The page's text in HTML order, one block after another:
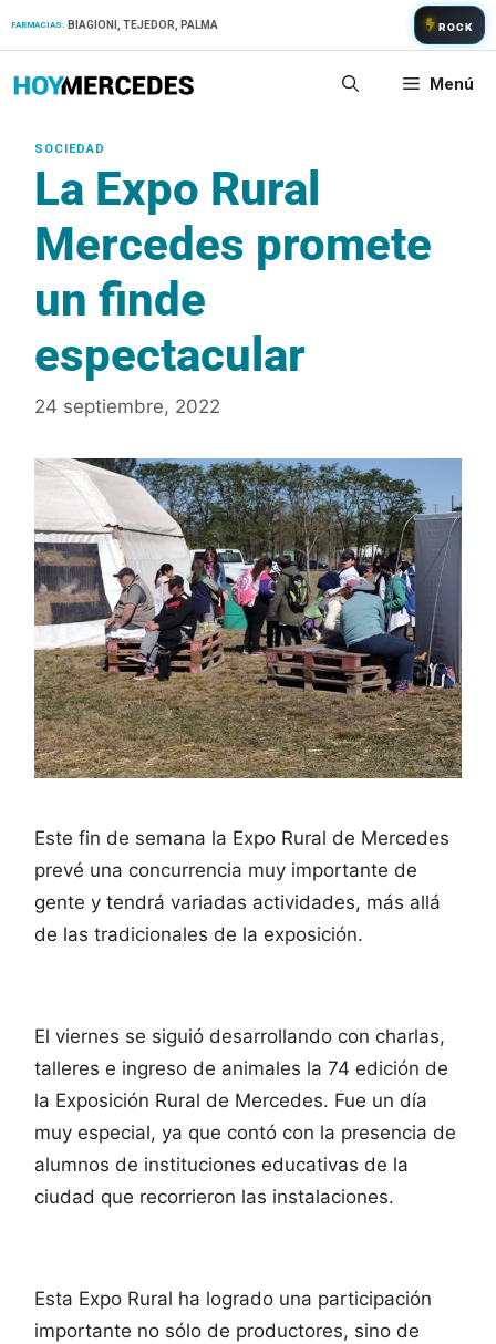
FARMACIAS: BIAGIONI, TEJEDOR, PALMA ROCK
Menú
La Expo Rural
Mercedes promete
un finde
espectacular
24 septiembre, 2022
Este fin de semana la Expo Rural de Mercedes
prevé una concurrencia muy importante de
gente y tendrá variadas actividades, más allá
de las tradicionales de la exposición.
El viernes se siguió desarrollando con charlas,
talleres e ingreso de animales la 74 edición de
la Exposición Rural de Mercedes. Fue un día
muy especial, ya que contó con la presencia de
alumnos de instituciones educativas de la
ciudad que recorrieron las instalaciones.
Esta Expo Rural ha logrado una participación
importante no sólo de productores, sino de